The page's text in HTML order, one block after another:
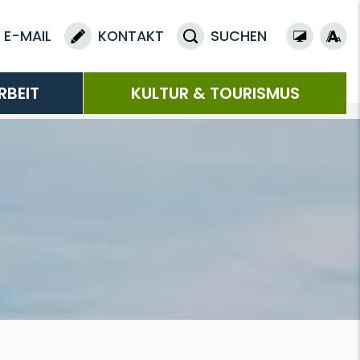
E-MAIL KONTAKT SUCHEN
KULTUR & TOURISMUS